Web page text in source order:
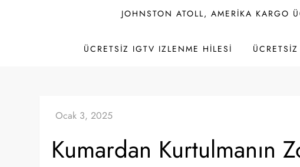
JOHNSTON ATOLL, AMERIKA KARGO
ÜCRETSIZ IGTV IZLENME HILESI
Kumardan Kurtulmanın